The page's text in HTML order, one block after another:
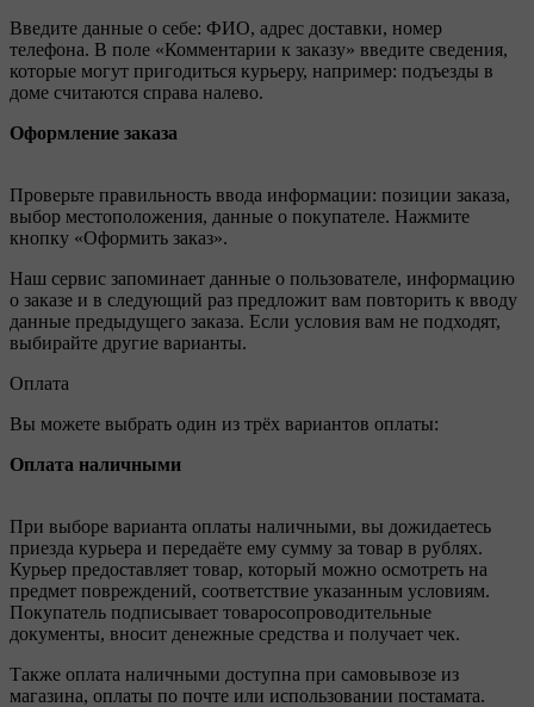
Введите данные о себе: ФИО, адрес доставки, номер
телефона. В поле «Комментарии к заказу» введите сведения,
которые могут пригодиться курьеру, например: подъезды в
доме считаются справа налево.
Оформление заказа
Проверьте правильность ввода информации: позиции заказа,
выбор местоположения, данные о покупателе. Нажмите
кнопку «Оформить заказ».
Наш сервис запоминает данные о пользователе, информацию
о заказе и в следующий раз предложит вам повторить к вводу
данные предыдущего заказа. Если условия вам не подходят,
выбирайте другие варианты.
Оплата
Вы можете выбрать один из трёх вариантов оплаты:
Оплата наличными
При выборе варианта оплаты наличными, вы дожидаетесь
приезда курьера и передаёте ему сумму за товар в рублях.
Курьер предоставляет товар, который можно осмотреть на
предмет повреждений, соответствие указанным условиям.
Покупатель подписывает товаросопроводительные
документы, вносит денежные средства и получает чек.
Также оплата наличными доступна при самовывозе из
магазина, оплаты по почте или использовании постамата.